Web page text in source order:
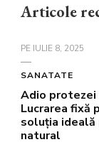
Articole
PE IULIE 8, 2025
SANATATE
Adio
Lucrarea fixă
soluția ideală
natural